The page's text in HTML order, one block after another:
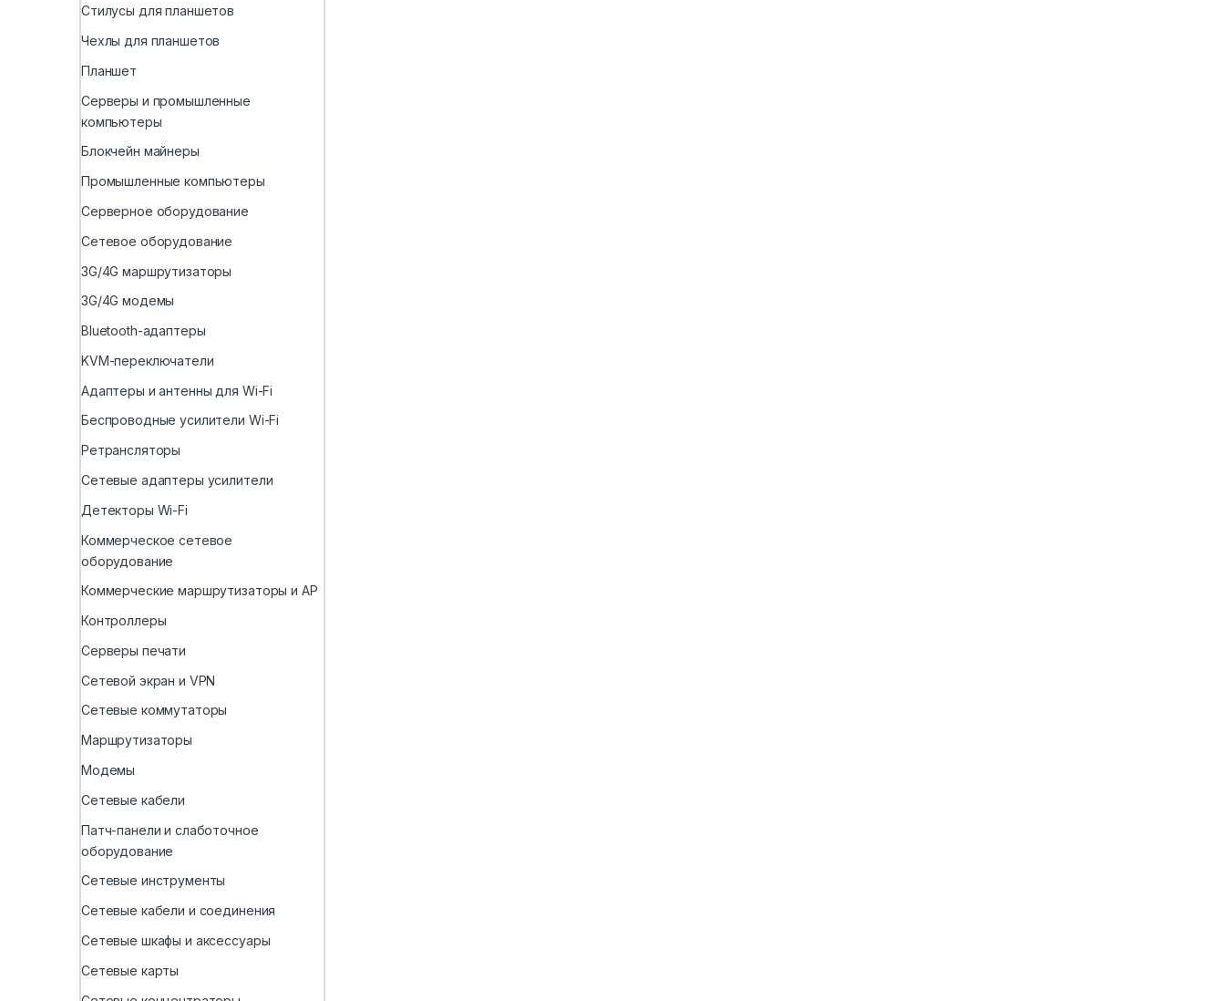
Стилусы для планшетов
Чехлы для планшетов
Планшет
Серверы и промышленные
компьютеры
Блокчейн майнеры
Промышленные компьютеры
Серверное оборудование
Сетевое оборудование
3G/4G маршрутизаторы
3G/4G модемы
Bluetooth-адаптеры
KVM-переключатели
Адаптеры и антенны для Wi-Fi
Беспроводные усилители Wi-Fi
Ретрансляторы
Сетевые адаптеры усилители
Детекторы Wi-Fi
Коммерческое сетевое
оборудование
Коммерческие маршрутизаторы и AP
Контроллеры
Серверы печати
Сетевой экран и VPN
Сетевые коммутаторы
Маршрутизаторы
Модемы
Сетевые кабели
Патч-панели и слаботочное
оборудование
Сетевые инструменты
Сетевые кабели и соединения
Сетевые шкафы и аксессуары
Сетевые карты